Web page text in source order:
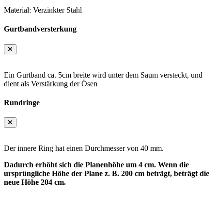
Material: Verzinkter Stahl
Gurtbandversterkung
Ein Gurtband ca. 5cm breite wird unter dem Saum versteckt, und
dient als Verstärkung der Ösen
Rundringe
Der innere Ring hat einen Durchmesser von 40 mm.
Dadurch erhöht sich die Planenhöhe um 4 cm. Wenn die
ursprüngliche Höhe der Plane z. B. 200 cm beträgt, beträgt die
neue Höhe 204 cm.